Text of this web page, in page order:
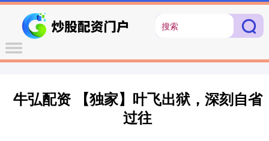
牛弘配资 【独家】叶飞出狱，深刻自省
过往